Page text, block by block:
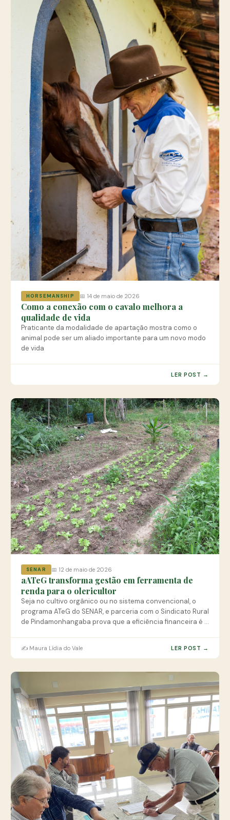
HORSEMANSHIP 📅 14 de maio de 2026
Como a conexão com o cavalo melhora a
qualidade de vida
Praticante da modalidade de apartação mostra como o
animal pode ser um aliado importante para um novo modo
de vida
LER POST →
SENAR 📅 12 de maio de 2026
aATeG transforma gestão em ferramenta de
renda para o olericultor
Seja no cultivo orgânico ou no sistema convencional, o
programa ATeG do SENAR, e parceria com o Sindicato Rural
de Pindamonhangaba prova que a eficiência financeira é o
✍️ Maura Lídia do Vale LER POST →